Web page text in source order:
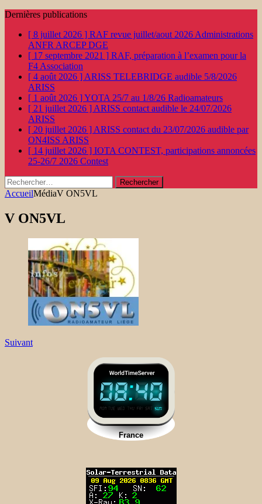
Dernières publications
[ 8 juillet 2026 ] RAF revue juillet/aout 2026 Administrations
ANFR ARCEP DGE
[ 17 septembre 2021 ] RAF, préparation à l’examen pour la
F4 Association
[ 4 août 2026 ] ARISS TELEBRIDGE audible 5/8/2026
ARISS
[ 1 août 2026 ]YOTA 25/7 au 1/8/26 Radioamateurs
[ 21 juillet 2026 ] ARISS contact audible le 24/07/2026
ARISS
[ 20 juillet 2026 ] ARISS contact du 23/07/2026 audible par
ON4ISS ARISS
[ 14 juillet 2026 ] IOTA CONTEST, participations annoncées
25-26/7 2026 Contest
Rechercher :
AccueilMédiaV ON5VL
V ON5VL
Suivant